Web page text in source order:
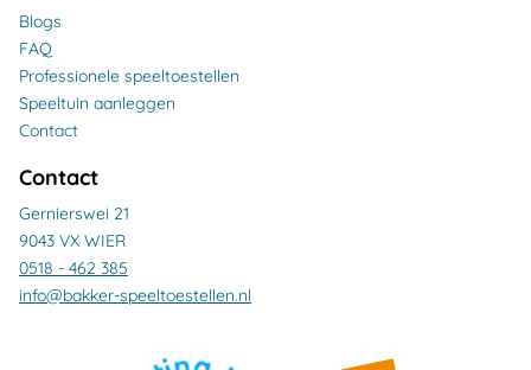
Blogs
FAQ
Professionele speeltoestellen
Speeltuin aanleggen
Contact
Contact
Gernierswei 21
9043 VX WIER
0518 - 462 385
info@bakker-speeltoestellen.nl